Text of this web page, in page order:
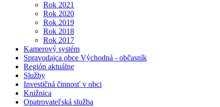
Rok 2021
Rok 2020
Rok 2019
Rok 2018
Rok 2017
Kamerový systém
Spravodajca obce Východná - občasník
Región aktuálne
Služby
Investičná činnosť v obci
Knižnica
Opatrovateľská služba